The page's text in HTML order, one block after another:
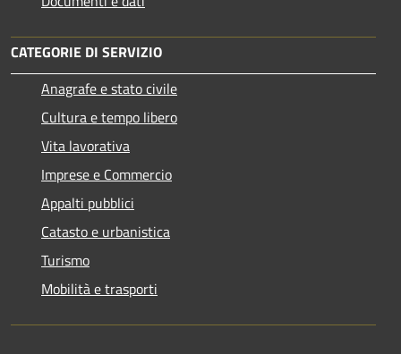
CATEGORIE DI SERVIZIO
Anagrafe e stato civile
Cultura e tempo libero
Vita lavorativa
Imprese e Commercio
Appalti pubblici
Catasto e urbanistica
Turismo
Mobilità e trasporti